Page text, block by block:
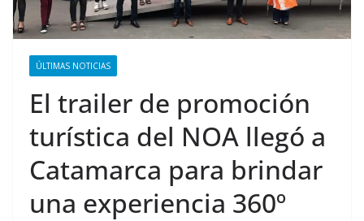
ÚLTIMAS NOTICIAS
El trailer de promoción
turística del NOA llegó a
Catamarca para brindar
una experiencia 360º